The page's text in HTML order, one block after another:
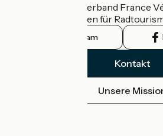
Der nationale Verband France
offizielle Leitfaden für
Instagram
Kontakt
Unsere